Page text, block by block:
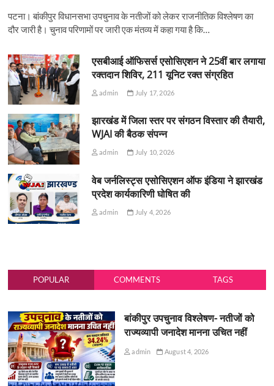
पटना। बांकीपुर विधानसभा उपचुनाव के नतीजों को लेकर राजनीतिक विश्लेषण का
दौर जारी है। चुनाव परिणामों पर जारी एक मंतव्य में कहा गया है कि…
एसबीआई ऑफिसर्स एसोसिएशन ने 25वीं बार लगाया
रक्तदान शिविर, 211 यूनिट रक्त संग्रहित
admin July 17, 2026
झारखंड में जिला स्तर पर संगठन विस्तार की तैयारी,
WJAI की बैठक संपन्न
admin July 10, 2026
वेब जर्नलिस्ट्स एसोसिएशन ऑफ इंडिया ने झारखंड
प्रदेश कार्यकारिणी घोषित की
admin July 4, 2026
POPULAR COMMENTS TAGS
बांकीपुर उपचुनाव विश्लेषण- नतीजों को
राज्यव्यापी जनादेश मानना उचित नहीं
admin August 4, 2026